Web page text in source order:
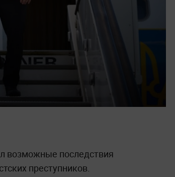
возможные последствия
преступников.